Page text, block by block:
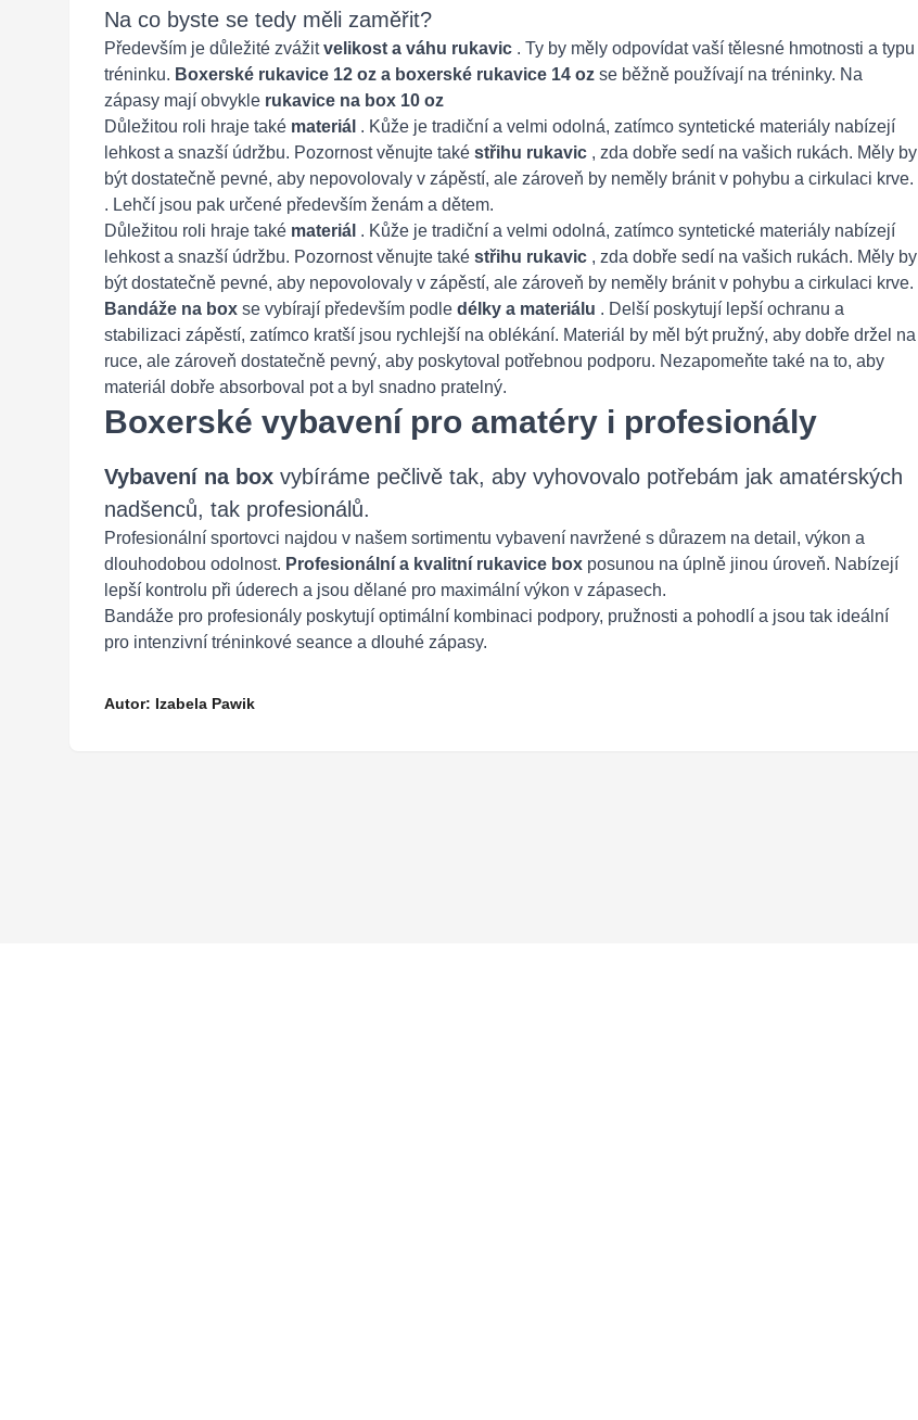
Na co byste se tedy měli zaměřit?
Především je důležité zvážitvelikost a váhu rukavic . Ty by měly odpovídat vaší tělesné hmotnosti a typu
tréninku. Boxerské rukavice 12 oz a boxerské rukavice 14 oz se běžně používají na tréninky. Na
zápasy mají obvykle rukavice na box 10 oz
Důležitou roli hraje také materiál . Kůže je tradiční a velmi odolná, zatímco syntetické materiály nabízejí
lehkost a snazší údržbu. Pozornost věnujte také střihu rukavic , zda dobře sedí na vašich rukách. Měly by
být dostatečně pevné, aby nepovolovaly v zápěstí, ale zároveň by neměly bránit v pohybu a cirkulaci krve.
. Lehčí jsou pak určené především ženám a dětem.
Důležitou roli hraje také materiál . Kůže je tradiční a velmi odolná, zatímco syntetické materiály nabízejí
lehkost a snazší údržbu. Pozornost věnujte také střihu rukavic , zda dobře sedí na vašich rukách. Měly by
být dostatečně pevné, aby nepovolovaly v zápěstí, ale zároveň by neměly bránit v pohybu a cirkulaci krve.
Bandáže na box se vybírají především podle délky a materiálu . Delší poskytují lepší ochranu a
stabilizaci zápěstí, zatímco kratší jsou rychlejší na oblékání. Materiál by měl být pružný, aby dobře držel na
ruce, ale zároveň dostatečně pevný, aby poskytoval potřebnou podporu. Nezapomeňte také na to, aby
materiál dobře absorboval pot a byl snadno pratelný.
Boxerské vybavení pro amatéry i profesionály
Vybavení na box vybíráme pečlivě tak, aby vyhovovalo potřebám jak amatérských
nadšenců, tak profesionálů.
Profesionální sportovci najdou v našem sortimentu vybavení navržené s důrazem na detail, výkon a
dlouhodobou odolnost. Profesionální a kvalitní rukavice box posunou na úplně jinou úroveň. Nabízejí
lepší kontrolu při úderech a jsou dělané pro maximální výkon v zápasech.
Bandáže pro profesionály poskytují optimální kombinaci podpory, pružnosti a pohodlí a jsou tak ideální
pro intenzivní tréninkové seance a dlouhé zápasy.
Autor: Izabela Pawik